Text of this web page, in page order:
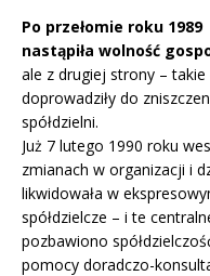
Po przełomie roku 1989
nastąpiła wolność
ale z drugiej strony –
doprowadziły do
spółdzielni.
Już 7 lutego 1990 roku
zmianach w organizacji i
likwidowała w
spółdzielcze – i te
pozbawiono
pomocy doradczo-